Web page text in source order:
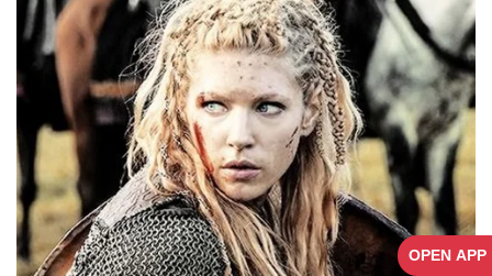
OPEN APP